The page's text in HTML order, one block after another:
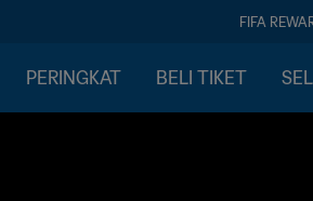
FIFA
PERINGKAT BELI TIKET